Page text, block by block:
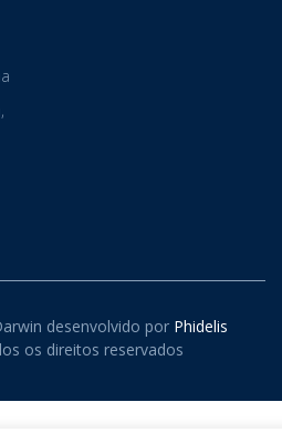
desenvolvido por Phidelis
os direitos reservados